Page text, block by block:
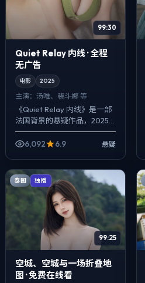
99:30
Quiet Relay 内线 · 全程
无广告
电影 2025
主演： 汤唯、裴斗娜 等
《Quiet Relay 内线》是一部
法国背景的悬疑作品，2025
年公映，由程耳执导，汤唯、
裴斗娜、黄政民等主演。影像
6,092 6.9 悬疑
泰国 独播
99:25
空城、空城与一场折叠地
图 · 免费在线看